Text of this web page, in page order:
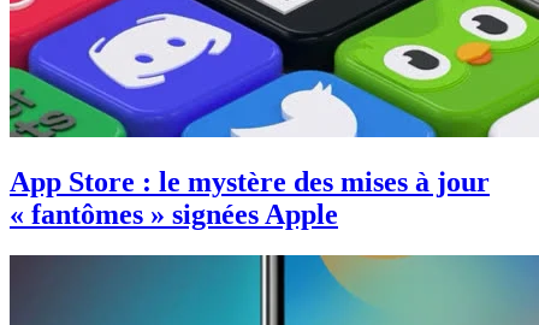
App Store : le mystère des mises à jour
« fantômes » signées Apple